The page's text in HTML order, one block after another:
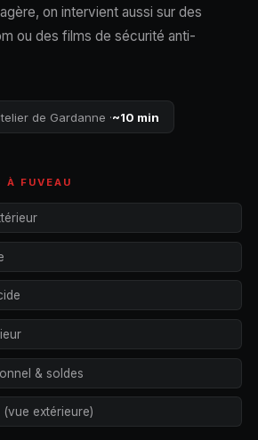
on intervient aussi sur des
ou des films de sécurité anti-
de Gardanne ·~10 min
À FUVEAU
& soldes
extérieure)